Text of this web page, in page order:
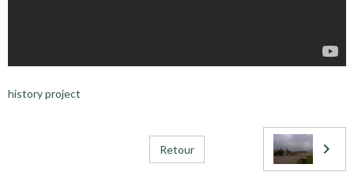
history project
Retour